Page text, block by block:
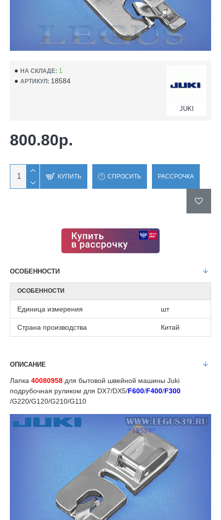
НА СКЛАДЕ: 1
АРТИКУЛ: 18584
JUKI
800.80р.
КУПИТЬ СПРОСИТЬ РАССРОЧКА
ОСОБЕННОСТИ
ОСОБЕННОСТИ
Единица измерения шт
Страна производства Китай
ОПИСАНИЕ
Лапка 40080958 для бытовой швейной машины Juki
подрубочная руликом для DX7/DX5/F600/F400/F300
/G220/G120/G210/G110